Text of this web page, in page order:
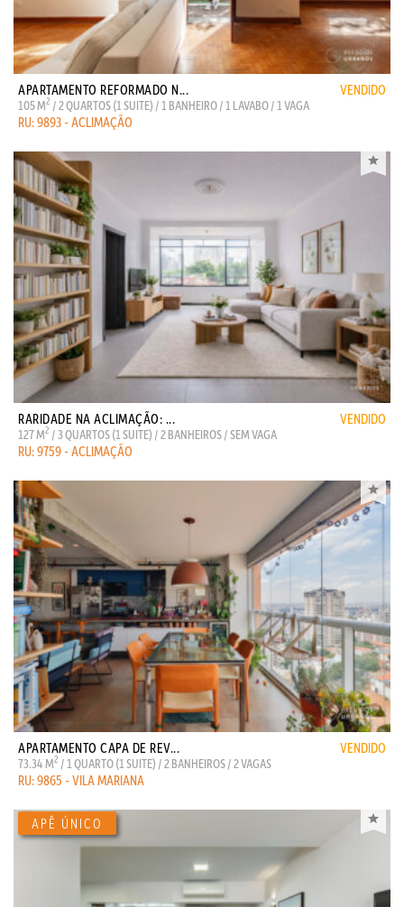
APARTAMENTO REFORMADO N... VENDIDO
105 M2 / 2 QUARTOS (1 SUITE) / 1 BANHEIRO / 1 LAVABO / 1 VAGA
RU: 9893 - ACLIMAÇÃO
RARIDADE NA ACLIMAÇÃO: ... VENDIDO
127 M2 / 3 QUARTOS (1 SUITE) / 2 BANHEIROS / SEM VAGA
RU: 9759 - ACLIMAÇÃO
APARTAMENTO CAPA DE REV... VENDIDO
73.34 M2 / 1 QUARTO (1 SUITE) / 2 BANHEIROS / 2 VAGAS
RU: 9865 - VILA MARIANA